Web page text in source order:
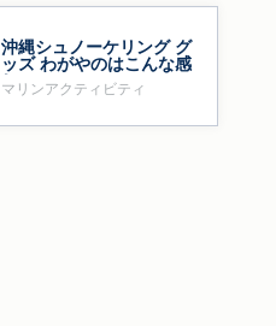
沖縄シュノーケリング グ
ッズ わがやのはこんな感
じ
マリンアクティビティ